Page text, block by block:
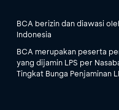
BCA berizin dan diawasi
Indonesia
BCA merupakan peserta
yang dijamin LPS per
Tingkat Bunga Penjaminan